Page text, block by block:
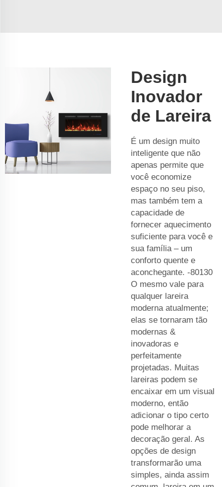
Design
Inovador
de Lareira
É um design muito
inteligente que não
apenas permite que
você economize
espaço no seu piso,
mas também tem a
capacidade de
fornecer aquecimento
suficiente para você e
sua família – um
conforto quente e
aconchegante. -80130
O mesmo vale para
qualquer lareira
moderna atualmente;
elas se tornaram tão
modernas &
inovadoras e
perfeitamente
projetadas. Muitas
lareiras podem se
encaixar em um visual
moderno, então
adicionar o tipo certo
pode melhorar a
decoração geral. As
opções de design
transformarão uma
simples, ainda assim